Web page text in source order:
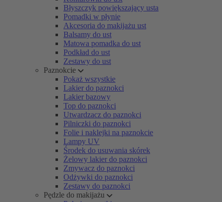
Błyszczyk powiększający usta
Pomadki w płynie
Akcesoria do makijażu ust
Balsamy do ust
Matowa pomadka do ust
Podkład do ust
Zestawy do ust
Paznokcie
Pokaż wszystkie
Lakier do paznokci
Lakier bazowy
Top do paznokci
Utwardzacz do paznokci
Pilniczki do paznokci
Folie i naklejki na paznokcie
Lampy UV
Środek do usuwania skórek
Żelowy lakier do paznokci
Zmywacz do paznokci
Odżywki do paznokci
Zestawy do paznokci
Pędzle do makijażu